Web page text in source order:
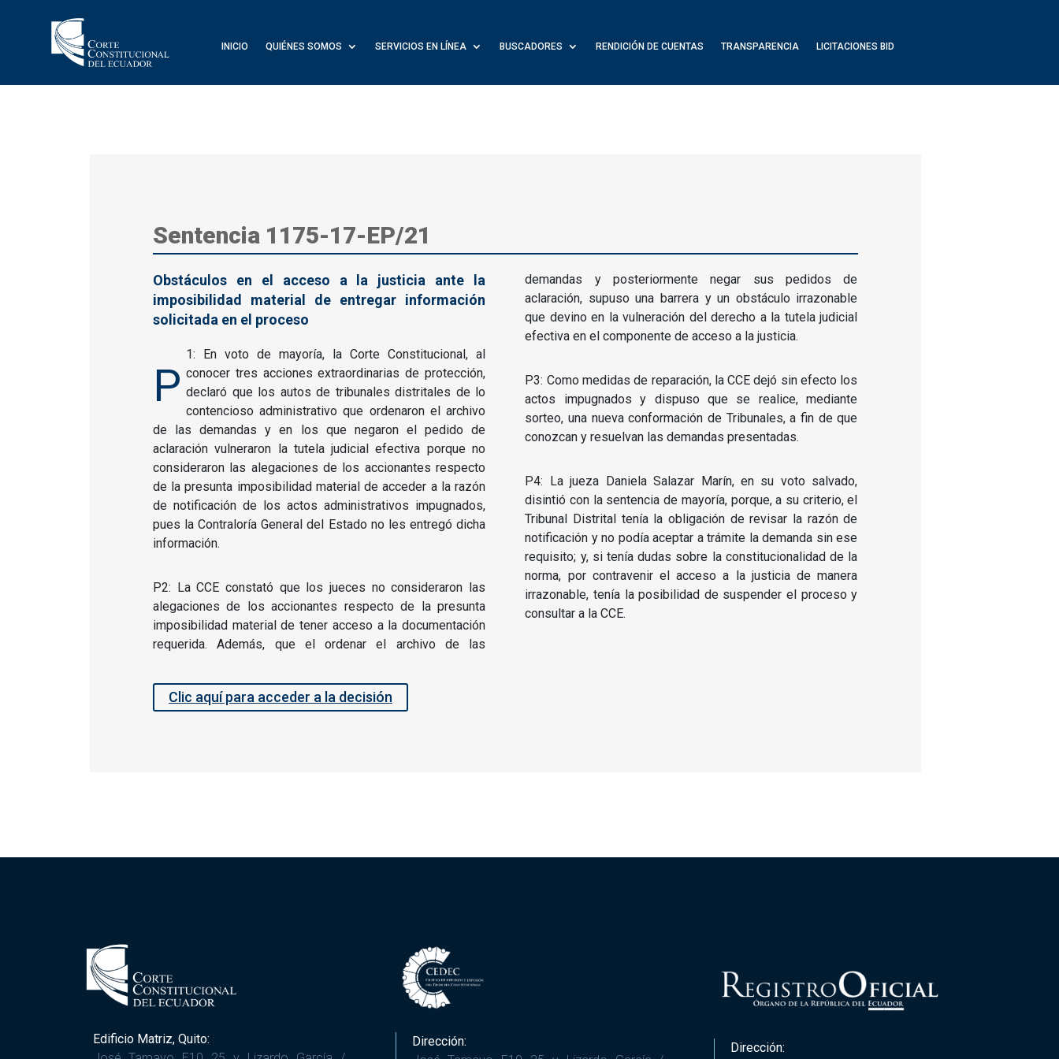
INICIO QUIÉNES SOMOS SERVICIOS EN LÍNEA BUSCADORES RENDICIÓN DE CUENTAS TRANSPARENCIA LICITACIONES BID
Sentencia 1175-17-EP/21
Obstáculos en el acceso a la justicia ante la
imposibilidad material de entregar información
solicitada en el proceso
P
1: En voto de mayoría, la Corte Constitucional, al
conocer tres acciones extraordinarias de protección,
declaró que los autos de tribunales distritales de lo
contencioso administrativo que ordenaron el archivo
de las demandas y en los que negaron el pedido de
aclaración vulneraron la tutela judicial efectiva porque no
consideraron las alegaciones de los accionantes respecto
de la presunta imposibilidad material de acceder a la razón
de notificación de los actos administrativos impugnados,
pues la Contraloría General del Estado no les entregó dicha
información.
P2: La CCE constató que los jueces no consideraron las
alegaciones de los accionantes respecto de la presunta
imposibilidad material de tener acceso a la documentación
requerida. Además, que el ordenar el archivo de las
demandas y posteriormente negar sus pedidos de
aclaración, supuso una barrera y un obstáculo irrazonable
que devino en la vulneración del derecho a la tutela judicial
efectiva en el componente de acceso a la justicia.
P3: Como medidas de reparación, la CCE dejó sin efecto los
actos impugnados y dispuso que se realice, mediante
sorteo, una nueva conformación de Tribunales, a fin de que
conozcan y resuelvan las demandas presentadas.
P4: La jueza Daniela Salazar Marín, en su voto salvado,
disintió con la sentencia de mayoría, porque, a su criterio, el
Tribunal Distrital tenía la obligación de revisar la razón de
notificación y no podía aceptar a trámite la demanda sin ese
requisito; y, si tenía dudas sobre la constitucionalidad de la
norma, por contravenir el acceso a la justicia de manera
irrazonable, tenía la posibilidad de suspender el proceso y
consultar a la CCE.
Clic aquí para acceder a la decisión
Edificio Matriz, Quito:
Dirección:
Dirección: